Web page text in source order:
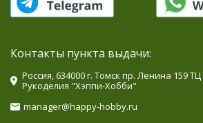
Контакты пункта выдачи:
Россия, 634000 г. Томск пр. Ленина 159
Рукоделия "Хэппи-Хобби"
manager@happy-hobby.ru